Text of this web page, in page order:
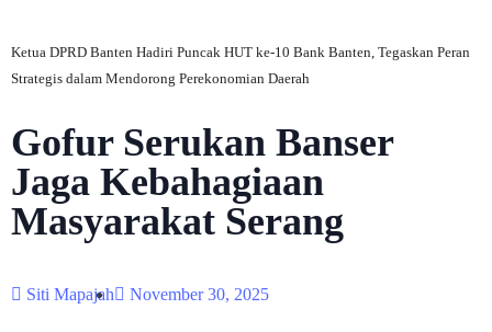
Ketua DPRD Banten Hadiri Puncak HUT ke-10 Bank Banten, Tegaskan Peran
Strategis dalam Mendorong Perekonomian Daerah
Gofur Serukan Banser
Jaga Kebahagiaan
Masyarakat Serang
Siti Mapajah November 30, 2025